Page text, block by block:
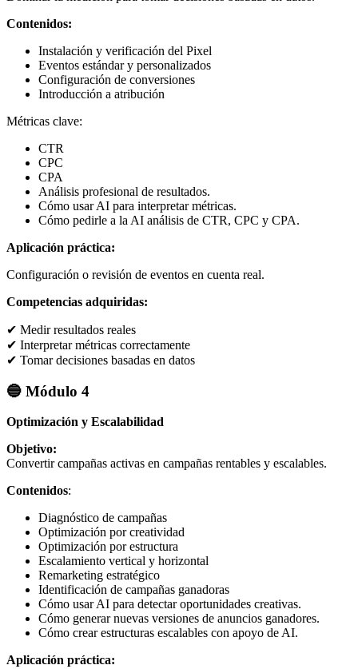
Contenidos:
Instalación y verificación del Pixel
Eventos estándar y personalizados
Configuración de conversiones
Introducción a atribución
Métricas clave:
CTR
CPC
CPA
Análisis profesional de resultados.
Cómo usar AI para interpretar métricas.
Cómo pedirle a la AI análisis de CTR, CPC y CPA.
Aplicación práctica:
Configuración o revisión de eventos en cuenta real.
Competencias adquiridas:
✔ Medir resultados reales
✔ Interpretar métricas correctamente
✔ Tomar decisiones basadas en datos
🔵 Módulo 4
Optimización y Escalabilidad
Objetivo:
Convertir campañas activas en campañas rentables y escalables.
Contenidos:
Diagnóstico de campañas
Optimización por creatividad
Optimización por estructura
Escalamiento vertical y horizontal
Remarketing estratégico
Identificación de campañas ganadoras
Cómo usar AI para detectar oportunidades creativas.
Cómo generar nuevas versiones de anuncios ganadores.
Cómo crear estructuras escalables con apoyo de AI.
Aplicación práctica: